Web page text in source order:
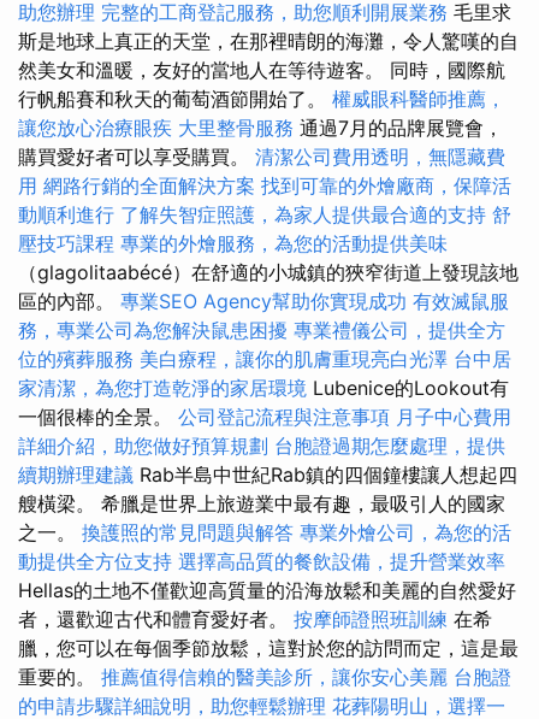
助您辦理 完整的工商登記服務，助您順利開展業務 毛里求
斯是地球上真正的天堂，在那裡晴朗的海灘，令人驚嘆的自
然美女和溫暖，友好的當地人在等待遊客。 同時，國際航
行帆船賽和秋天的葡萄酒節開始了。 權威眼科醫師推薦，
讓您放心治療眼疾 大里整骨服務 通過7月的品牌展覽會，
購買愛好者可以享受購買。 清潔公司費用透明，無隱藏費
用 網路行銷的全面解決方案 找到可靠的外燴廠商，保障活
動順利進行 了解失智症照護，為家人提供最合適的支持 舒
壓技巧課程 專業的外燴服務，為您的活動提供美味
（glagolitaabécé）在舒適的小城鎮的狹窄街道上發現該地
區的內部。 專業SEO Agency幫助你實現成功 有效滅鼠服
務，專業公司為您解決鼠患困擾 專業禮儀公司，提供全方
位的殯葬服務 美白療程，讓你的肌膚重現亮白光澤 台中居
家清潔，為您打造乾淨的家居環境 Lubenice的Lookout有
一個很棒的全景。 公司登記流程與注意事項 月子中心費用
詳細介紹，助您做好預算規劃 台胞證過期怎麼處理，提供
續期辦理建議 Rab半島中世紀Rab鎮的四個鐘樓讓人想起四
艘橫梁。 希臘是世界上旅遊業中最有趣，最吸引人的國家
之一。 換護照的常見問題與解答 專業外燴公司，為您的活
動提供全方位支持 選擇高品質的餐飲設備，提升營業效率
Hellas的土地不僅歡迎高質量的沿海放鬆和美麗的自然愛好
者，還歡迎古代和體育愛好者。 按摩師證照班訓練 在希
臘，您可以在每個季節放鬆，這對於您的訪問而定，這是最
重要的。 推薦值得信賴的醫美診所，讓你安心美麗 台胞證
的申請步驟詳細說明，助您輕鬆辦理 花葬陽明山，選擇一